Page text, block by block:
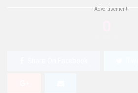
- Advertisement -